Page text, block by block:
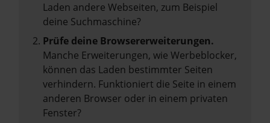
Laden andere Webseiten, zum Beispiel
deine Suchmaschine?
Prüfe deine Browsererweiterungen.
Manche Erweiterungen, wie Werbeblocker,
können das Laden bestimmter Seiten
verhindern. Funktioniert die Seite in einem
anderen Browser oder in einem privaten
Fenster?